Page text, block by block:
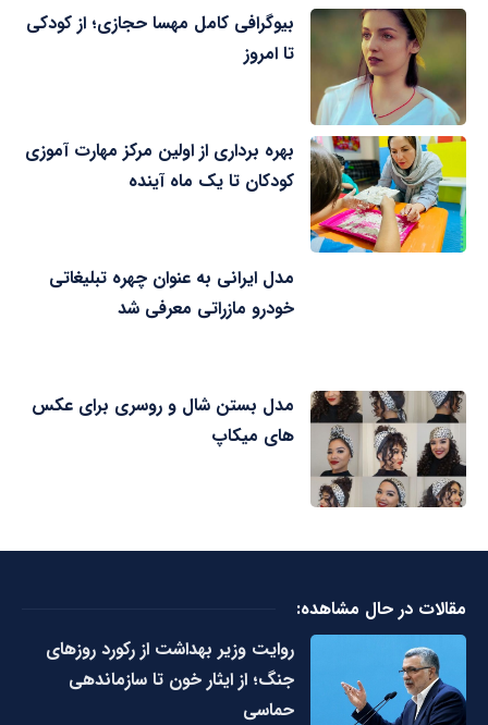
بیوگرافی کامل مهسا حجازی؛ از کودکی
تا امروز
بهره برداری از اولین مرکز مهارت آموزی
کودکان تا یک ماه آینده
مدل ایرانی به عنوان چهره تبلیغاتی
خودرو مازراتی معرفی شد
مدل بستن شال و روسری برای عکس
های میکاپ
مقالات در حال مشاهده:
روایت وزیر بهداشت از رکورد روزهای
جنگ؛ از ایثار خون تا سازماندهی
حماسی